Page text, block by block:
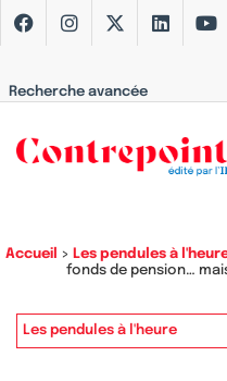
Recherche avancée
Accueil > Les pendules à
fonds de pension…
Les pendules à l'heure